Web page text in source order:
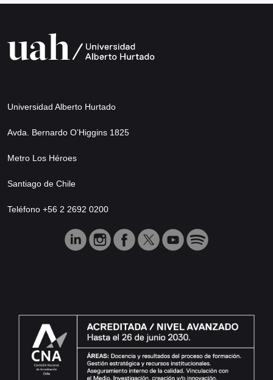
Universidad Alberto Hurtado
Avda. Bernardo O’Higgins 1825
Metro Los Héroes
Santiago de Chile
Teléfono +56 2 2692 0200